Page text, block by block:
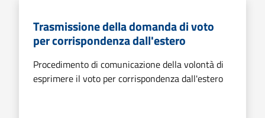
Trasmissione della domanda di voto
per corrispondenza dall'estero
Procedimento di comunicazione della volontà di
esprimere il voto per corrispondenza dall'estero